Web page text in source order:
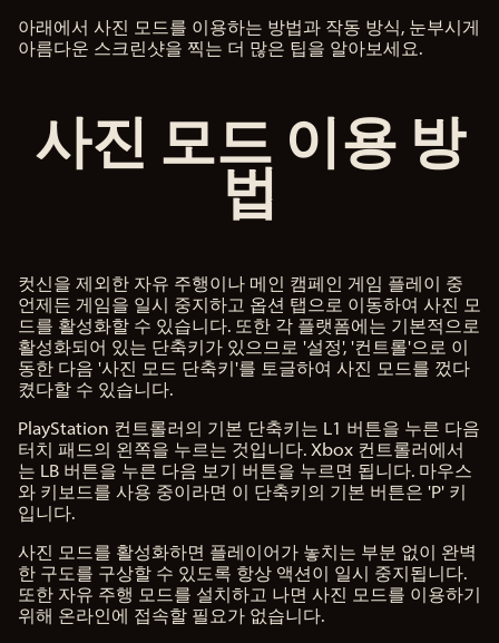
아래에서 사진 모드를 이용하는 방법과 작동 방식, 눈부시게
아름다운 스크린샷을 찍는 더 많은 팁을 알아보세요.
사진 모드 이용 방
법
컷신을 제외한 자유 주행이나 메인 캠페인 게임 플레이 중
언제든 게임을 일시 중지하고 옵션 탭으로 이동하여 사진 모
드를 활성화할 수 있습니다. 또한 각 플랫폼에는 기본적으로
활성화되어 있는 단축키가 있으므로 '설정', '컨트롤'으로 이
동한 다음 '사진 모드 단축키'를 토글하여 사진 모드를 껐다
켰다할 수 있습니다.
PlayStation 컨트롤러의 기본 단축키는 L1 버튼을 누른 다음
터치 패드의 왼쪽을 누르는 것입니다. Xbox 컨트롤러에서
는 LB 버튼을 누른 다음 보기 버튼을 누르면 됩니다. 마우스
와 키보드를 사용 중이라면 이 단축키의 기본 버튼은 'P' 키
입니다.
사진 모드를 활성화하면 플레이어가 놓치는 부분 없이 완벽
한 구도를 구상할 수 있도록 항상 액션이 일시 중지됩니다.
또한 자유 주행 모드를 설치하고 나면 사진 모드를 이용하기
위해 온라인에 접속할 필요가 없습니다.